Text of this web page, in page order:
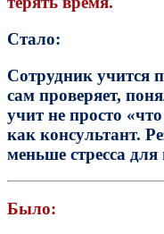
Стало:
Сотрудник учится
сам проверяет,
учит не просто
как консультант.
меньше стресса для
Было: